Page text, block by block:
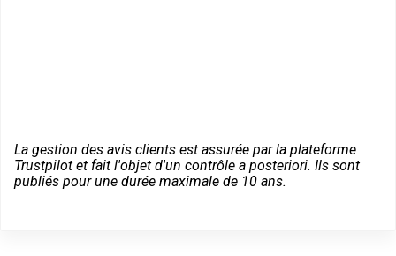
La gestion des avis clients est assurée par la plateforme
Trustpilot et fait l'objet d'un contrôle a posteriori. Ils sont
publiés pour une durée maximale de 10 ans.